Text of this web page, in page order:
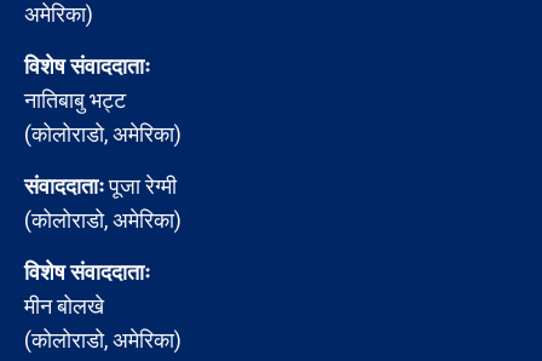
अमेरिका)
विशेष संवाददाताः
नातिबाबु भट्ट
(कोलोराडो, अमेरिका)
संवाददाताःपूजा रेग्मी
(कोलोराडो, अमेरिका)
विशेष संवाददाताः
मीन बोलखे
(कोलोराडो, अमेरिका)